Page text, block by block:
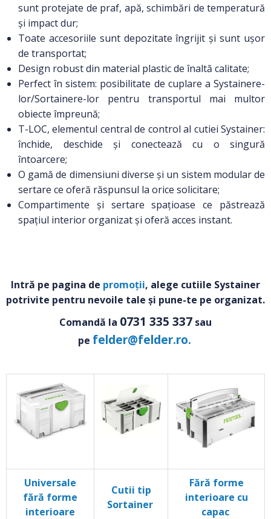
sunt protejate de praf, apă, schimbări de temperatură
și impact dur;
Toate accesoriile sunt depozitate îngrijit și sunt ușor
de transportat;
Design robust din material plastic de înaltă calitate;
Perfect în sistem: posibilitate de cuplare a Systainere-
lor/Sortainere-lor pentru transportul mai multor
obiecte împreună;
T-LOC, elementul central de control al cutiei Systainer:
închide, deschide și conectează cu o singură
întoarcere;
O gamă de dimensiuni diverse și un sistem modular de
sertare ce oferă răspunsul la orice solicitare;
Compartimente și sertare spațioase ce păstrează
spațiul interior organizat și oferă acces instant.
Intră pe pagina de promoții, alege cutiile Systainer
potrivite pentru nevoile tale și pune-te pe organizat.
Comandă la 0731 335 337 sau
pe felder@felder.ro.
Universale
fără forme
interioare
Cutii tip
Sortainer
Fără forme
interioare cu
capac